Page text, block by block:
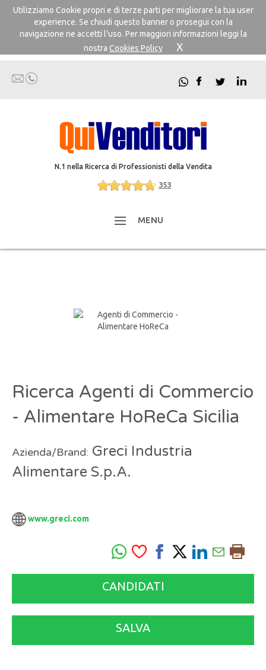
Utilizziamo Cookie propri e di terze parti per migliorare la tua user
experience. Se chiudi questo banner o prosegui con la
navigazione ne accetti l'uso. Per maggiori informazioni leggi la
nostra Cookies Policy X
N.1 nella Ricerca di Professionisti della Vendita
353
MENU
Ricerca Agenti di Commercio
- Alimentare HoReCa Sicilia
Azienda/Brand: Greci Industria
Alimentare S.p.A.
www.greci.com
CANDIDATI
SALVA